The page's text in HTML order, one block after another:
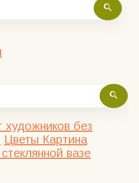
художников без
Цветы Картина
вазе